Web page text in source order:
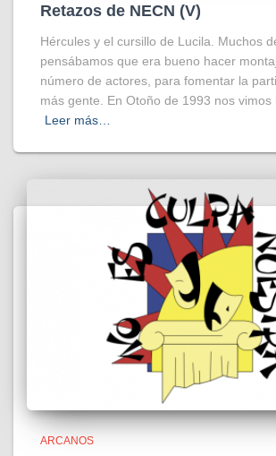
Retazos de NECN (V)
Hércules y el cursillo de Lucila. Muchos
pensábamos que era bueno hacer
número de actores, para fomentar la
más gente. En Otoño de 1993 nos vimos
Leer más…
ARCANOS